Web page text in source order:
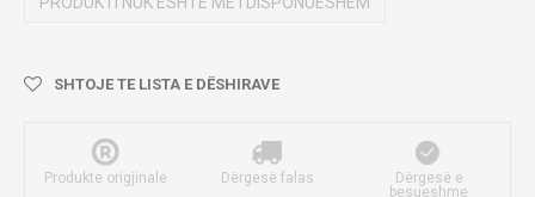
SHTOJE TE LISTA E DËSHIRAVE
Produkte origjinale Dërgesë falas
Dërgesë e
besueshme